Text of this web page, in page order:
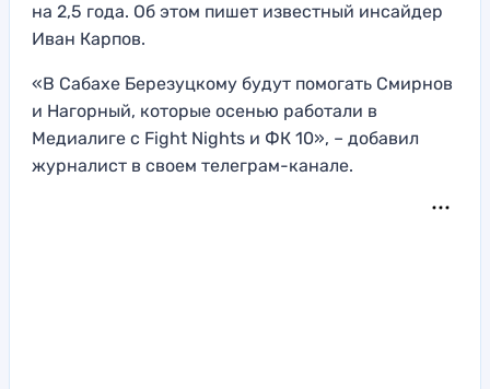
на 2,5 года. Об этом пишет известный инсайдер
Иван Карпов.
«В Сабахе Березуцкому будут помогать Смирнов
и Нагорный, которые осенью работали в
Медиалиге с Fight Nights и ФК 10», – добавил
журналист в своем телеграм-канале.